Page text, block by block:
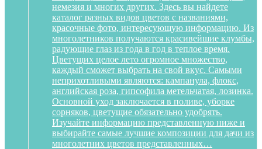
немезия и многих других. Здесь вы найдете
каталог разных видов цветов с названиями,
красочные фото, интересующую информацию. Из
многолетников получаются красивейшие клумбы,
радующие глаз из года в год в теплое время.
Цветущих целое лето огромное множество,
каждый сможет выбрать на свой вкус. Самыми
неприхотливыми являются: кампанула, флокс,
английская роза, гипсофила метельчатая, лозинка.
Основной уход заключается в поливе, уборке
сорняков, цветущие обязательно удобрять.
Изучайте информацию представленную ниже и
выбирайте самые лучшие композиции для дачи из
многолетних цветов представленных…